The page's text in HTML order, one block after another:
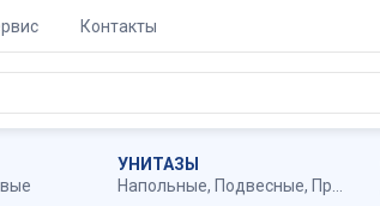
Контакты
УНИТАЗЫ
Напольные, Подвесные, Приставные